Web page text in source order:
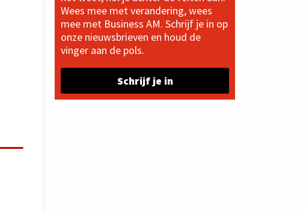
Wees mee met verandering, wees
mee met Business AM. Schrijf je in op
onze nieuwsbrieven en houd de
vinger aan de pols.
Schrijf je in